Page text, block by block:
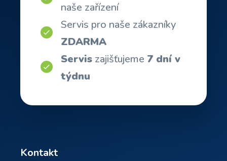
naše zařízení
Servis pro naše zákazníky
ZDARMA
Servis zajišťujeme 7 dní v
týdnu
Kontakt